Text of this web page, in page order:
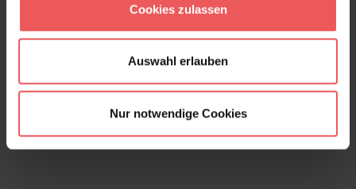
Cookies zulassen
Auswahl erlauben
Nur notwendige Cookies
Hollyhocks Wallpaper, Autumn
285,00 €